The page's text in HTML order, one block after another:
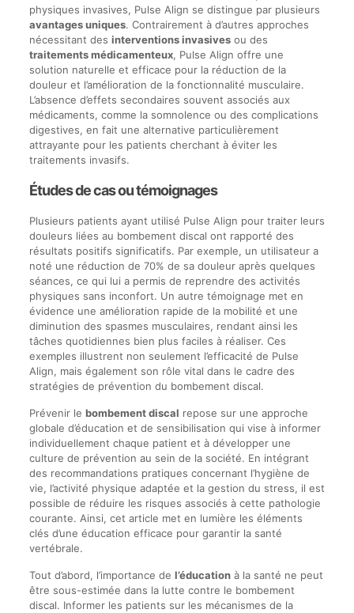
physiques invasives, Pulse Align se distingue par plusieurs
avantages uniques. Contrairement à d’autres approches
nécessitant des interventions invasivesou des
traitements médicamenteux, Pulse Align offre une
solution naturelle et efficace pour la réduction de la
douleur et l’amélioration de la fonctionnalité musculaire.
L’absence d’effets secondaires souvent associés aux
médicaments, comme la somnolence ou des complications
digestives, en fait une alternative particulièrement
attrayante pour les patients cherchant à éviter les
traitements invasifs.
Études de cas ou témoignages
Plusieurs patients ayant utilisé Pulse Align pour traiter leurs
douleurs liées au bombement discal ont rapporté des
résultats positifs significatifs. Par exemple, un utilisateur a
noté une réduction de 70% de sa douleur après quelques
séances, ce qui lui a permis de reprendre des activités
physiques sans inconfort. Un autre témoignage met en
évidence une amélioration rapide de la mobilité et une
diminution des spasmes musculaires, rendant ainsi les
tâches quotidiennes bien plus faciles à réaliser. Ces
exemples illustrent non seulement l’efficacité de Pulse
Align, mais également son rôle vital dans le cadre des
stratégies de prévention du bombement discal.
Prévenir le bombement discal repose sur une approche
globale d’éducation et de sensibilisation qui vise à informer
individuellement chaque patient et à développer une
culture de prévention au sein de la société. En intégrant
des recommandations pratiques concernant l’hygiène de
vie, l’activité physique adaptée et la gestion du stress, il est
possible de réduire les risques associés à cette pathologie
courante. Ainsi, cet article met en lumière les éléments
clés d’une éducation efficace pour garantir la santé
vertébrale.
Tout d’abord, l’importance de l’éducationà la santé ne peut
être sous-estimée dans la lutte contre le bombement
discal. Informer les patients sur les mécanismes de la